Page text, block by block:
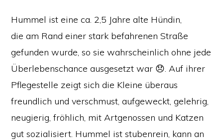
Hummel ist eine ca. 2,5 Jahre alte Hündin,
die am Rand einer stark befahrenen Straße
gefunden wurde, so sie wahrscheinlich ohne jede
Überlebenschance ausgesetzt war 😞. Auf ihrer
Pflegestelle zeigt sich die Kleine überaus
freundlich und verschmust, aufgeweckt, gelehrig,
neugierig, fröhlich, mit Artgenossen und Katzen
gut sozialisiert. Hummel ist stubenrein, kann an